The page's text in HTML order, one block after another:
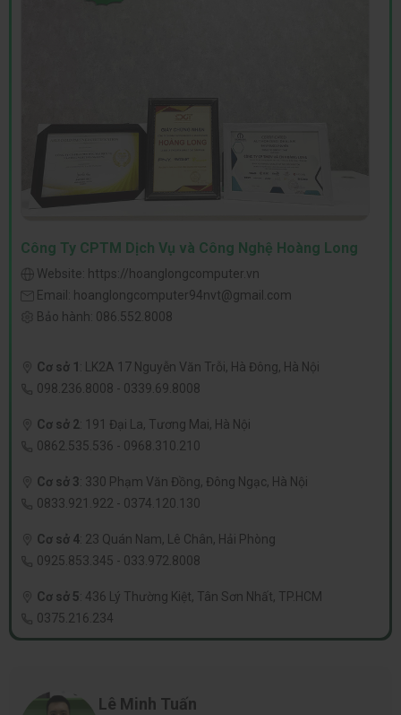
Công Ty CPTM Dịch Vụ và Công Nghệ Hoàng Long
Website: https://hoanglongcomputer.vn
Email: hoanglongcomputer94nvt@gmail.com
Bảo hành: 086.552.8008
Cơ sở 1 : LK2A 17 Nguyễn Văn Trỗi, Hà Đông, Hà Nội
098.236.8008 - 0339.69.8008
Cơ sở 2: 191 Đại La, Tương Mai, Hà Nội
0862.535.536 - 0968.310.210
Cơ sở 3: 330 Phạm Văn Đồng, Đông Ngạc, Hà Nội
0833.921.922 - 0374.120.130
Cơ sở 4: 23 Quán Nam, Lê Chân, Hải Phòng
0925.853.345 - 033.972.8008
Cơ sở 5: 436 Lý Thường Kiệt, Tân Sơn Nhất, TP.HCM
0375.216.234
Lê Minh Tuấn